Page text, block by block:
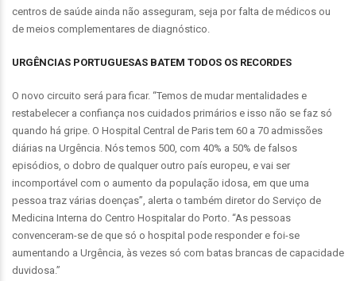
centros de saúde ainda não asseguram, seja por falta de médicos ou
de meios complementares de diagnóstico.
URGÊNCIAS PORTUGUESAS BATEM TODOS OS RECORDES
O novo circuito será para ficar. “Temos de mudar mentalidades e
restabelecer a confiança nos cuidados primários e isso não se faz só
quando há gripe. O Hospital Central de Paris tem 60 a 70 admissões
diárias na Urgência. Nós temos 500, com 40% a 50% de falsos
episódios, o dobro de qualquer outro país europeu, e vai ser
incomportável com o aumento da população idosa, em que uma
pessoa traz várias doenças”, alerta o também diretor do Serviço de
Medicina Interna do Centro Hospitalar do Porto. “As pessoas
convenceram-se de que só o hospital pode responder e foi-se
aumentando a Urgência, às vezes só com batas brancas de capacidade
duvidosa.”